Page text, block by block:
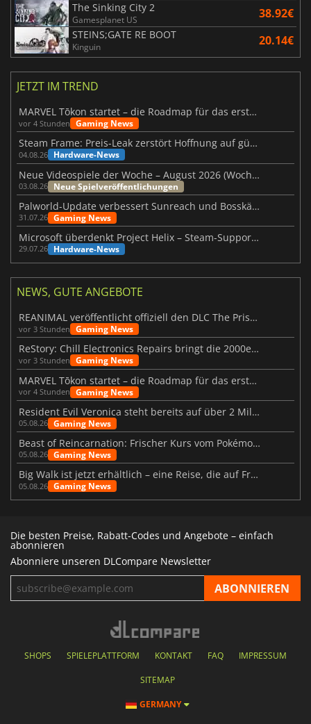
The Sinking City 2
Gamesplanet US 38.92€
STEINS;GATE RE BOOT
Kinguin 20.14€
JETZT IM TREND
MARVEL Tōkon startet – die Roadmap für das erste Jahr wurde vorgestellt
vor 4 Stunden Gaming News
Steam Frame: Preis-Leak zerstört Hoffnung auf günstiges VR-Headset
04.08.26 Hardware-News
Neue Videospiele der Woche – August 2026 (Woche 32)
03.08.26 Neue Spielveröffentlichungen
Palworld-Update verbessert Sunreach und Bosskämpfe deutlich
31.07.26 Gaming News
Microsoft überdenkt Project Helix – Steam-Support gefährdet
29.07.26 Hardware-News
NEWS, GUTE ANGEBOTE
REANIMAL veröffentlicht offiziell den DLC The Prisoner
vor 3 Stunden Gaming News
ReStory: Chill Electronics Repairs bringt die 2000er zurück
vor 3 Stunden Gaming News
MARVEL Tōkon startet – die Roadmap für das erste Jahr wurde vorgestellt
vor 4 Stunden Gaming News
Resident Evil Veronica steht bereits auf über 2 Millionen Wunschlisten
05.08.26 Gaming News
Beast of Reincarnation: Frischer Kurs vom Pokémon-Studio
05.08.26 Gaming News
Big Walk ist jetzt erhältlich – eine Reise, die auf Freundschaft basiert
05.08.26 Gaming News
Die besten Preise, Rabatt-Codes und Angebote – einfach
abonnieren
Abonniere unseren DLCompare Newsletter
SHOPS SPIELEPLATTFORM KONTAKT FAQ IMPRESSUM
SITEMAP
GERMANY